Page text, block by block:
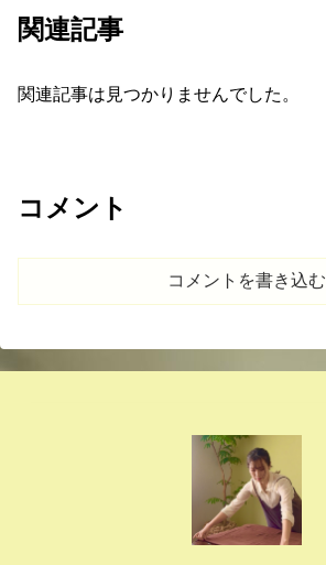
関連記事
関連記事は見つかりませんでした。
コメント
コメントを書き込む